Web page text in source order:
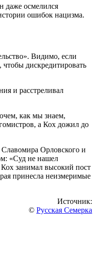
даже осмелился
ошибок нацизма.
Видимо, если
дискредитировать
и расстреливал
как мы знаем,
а Кох дожил до
Орловского и
«Суд не нашел
Кох занимал высокий пост
принесла неизмеримые
Источник:
© Русская Семерка